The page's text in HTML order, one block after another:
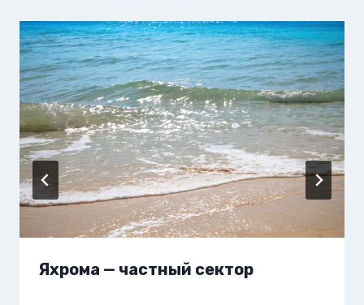
Яхрома — частный сектор